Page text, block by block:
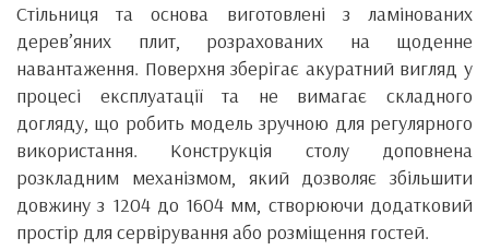
Стільниця та основа виготовлені з ламінованих
дерев’яних плит, розрахованих на щоденне
навантаження. Поверхня зберігає акуратний вигляд у
процесі експлуатації та не вимагає складного
догляду, що робить модель зручною для регулярного
використання. Конструкція столу доповнена
розкладним механізмом, який дозволяє збільшити
довжину з 1204 до 1604 мм, створюючи додатковий
простір для сервірування або розміщення гостей.